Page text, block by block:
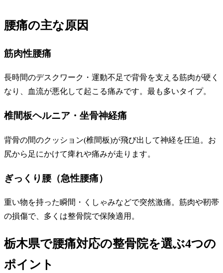
腰痛の主な原因
筋肉性腰痛
長時間のデスクワーク・運動不足で背骨を支える筋肉が硬く
なり、血流が悪化して起こる痛みです。最も多いタイプ。
椎間板ヘルニア・坐骨神経痛
背骨の間のクッション(椎間板)が飛び出して神経を圧迫。お
尻から足にかけて痺れや痛みが走ります。
ぎっくり腰（急性腰痛）
重い物を持った瞬間・くしゃみなどで突然激痛。筋肉や靭帯
の損傷で、多くは整骨院で保険適用。
栃木県で腰痛対応の整骨院を選ぶ4つの
ポイント